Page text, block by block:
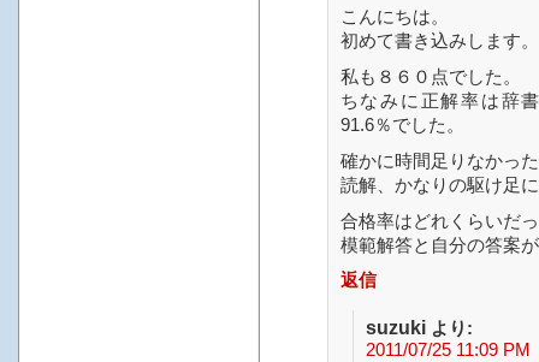
こんにちは。
初めて書き込みします。
私も８６０点でした。
ちなみに正解率は辞
91.6％でした。
確かに時間足りなかっ
読解、かなりの駆け足
合格率はどれくらいだ
模範解答と自分の答案
返信
suzuki より:
2011/07/25 11:09 PM